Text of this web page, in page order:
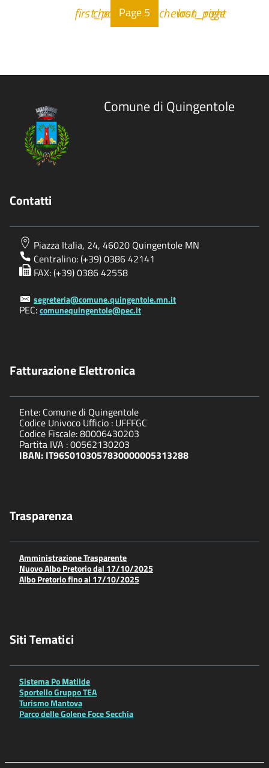
first_page
Inizio
chevron_left
Inizio
Page5 chevron_right
last_page
Inizio
Comune di Quingentole
Contatti
Piazza Italia, 24, 46020 Quingentole MN
Centralino: (+39) 0386 42141
FAX: (+39) 0386 42558
segreteria@comune.quingentole.mn.it
PEC:comunequingentole@pec.it
Fatturazione Elettronica
Ente: Comune di Quingentole
Codice Univoco Ufficio : UFFFGC
Codice Fiscale: 80006430203
Partita IVA : 00562130203
IBAN: IT96S0103057830000005313288
Trasparenza
Amministrazione Trasparente
Nuovo Albo Pretorio dal 17/10/2025
Albo Pretorio fino al 17/10/2025
Siti Tematici
Sistema Po Matilde
Sportello Gruppo TEA
Turismo Mantova
Parco delle Golene Foce Secchia